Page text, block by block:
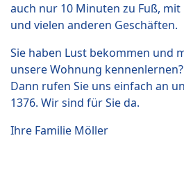
auch nur 10 Minuten zu Fuß,
und vielen anderen Geschäften.
Sie haben Lust bekommen und
unsere Wohnung kennenlernen?
Dann rufen Sie uns einfach an
1376. Wir sind für Sie da.
Ihre Familie Möller